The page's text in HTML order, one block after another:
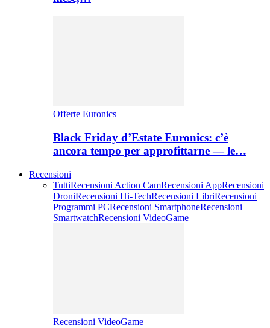
Offerte Euronics
Black Friday d’Estate Euronics: c’è
ancora tempo per approfittarne — le…
Recensioni
TuttiRecensioni Action CamRecensioni AppRecensioni
DroniRecensioni Hi-TechRecensioni LibriRecensioni
Programmi PCRecensioni SmartphoneRecensioni
SmartwatchRecensioni VideoGame
Recensioni VideoGame